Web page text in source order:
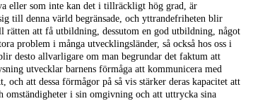
eller som inte kan det i tillräckligt hög grad, är
till denna värld begränsade, och yttrandefriheten blir
att få utbildning, dessutom en god utbildning, något
problem i många utvecklingsländer, så också hos oss i
desto allvarligare om man begrundar det faktum att
utvecklar barnens förmåga att kommunicera med
och att dessa förmågor på så vis stärker deras kapacitet att
omständigheter i sin omgivning och att uttrycka sina